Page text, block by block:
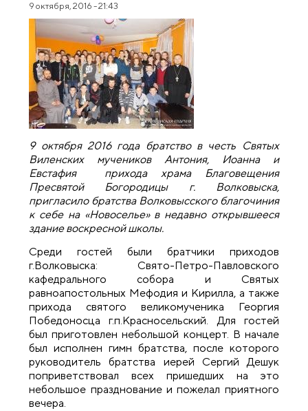
9 октября, 2016 - 21:43
9 октября 2016 года братство в честь Святых
Виленских мучеников Антония, Иоанна и
Евстафия прихода храма Благовещения
Пресвятой Богородицы г. Волковыска,
пригласило братства Волковысского благочиния
к себе на «Новоселье» в недавно открывшееся
здание воскресной школы.
Среди гостей были братчики приходов
г.Волковыска: Свято-Петро-Павловского
кафедрального собора и Святых
равноапостольных Мефодия и Кирилла, а также
прихода святого великомученика Георгия
Победоносца г.п.Красносельский. Для гостей
был приготовлен небольшой концерт. В начале
был исполнен гимн братства, после которого
руководитель братства иерей Сергий Дешук
поприветствовал всех пришедших на это
небольшое празднование и пожелал приятного
вечера.